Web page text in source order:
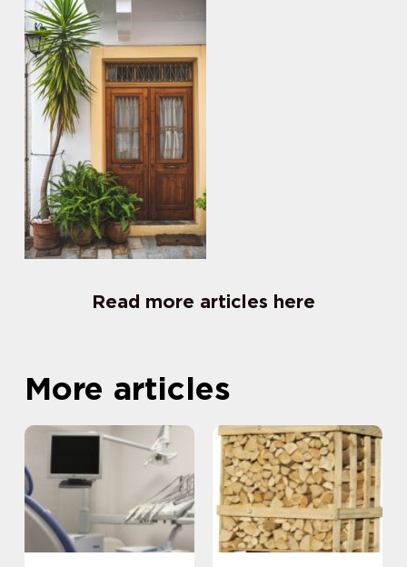
Read more articles here
More articles